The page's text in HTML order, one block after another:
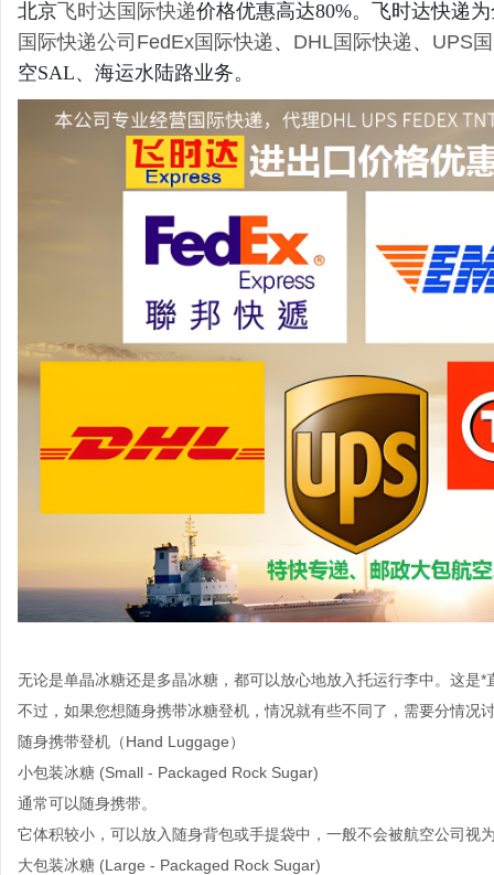
北京 飞时达 国际快递价格优惠高达80%。飞时达快递
国际快递公司 FedEx国际快递 、 DHL国际快递 、 UPS
空SAL、海运水陆路业务。
无论是单晶冰糖还是多晶冰糖，都可以放心地放入托运行李中。这是*
不过，如果您想随身携带冰糖登机，情况就有些不同了，需要分情况
随身携带登机（Hand Luggage）
小包装冰糖 (Small - Packaged Rock Sugar)
通常可以随身携带。
它体积较小，可以放入随身背包或手提袋中，一般不会被航空公司视
大包装冰糖 (Large - Packaged Rock Sugar)